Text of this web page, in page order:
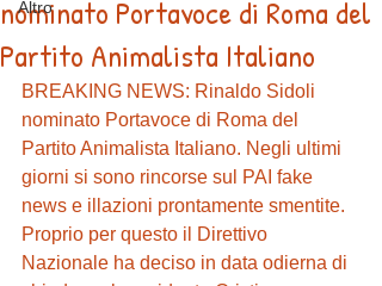
Altro
nominato Portavoce di Roma del
Partito Animalista Italiano
BREAKING NEWS: Rinaldo Sidoli
nominato Portavoce di Roma del
Partito Animalista Italiano. Negli ultimi
giorni si sono rincorse sul PAI fake
news e illazioni prontamente smentite.
Proprio per questo il Direttivo
Nazionale ha deciso in data odierna di